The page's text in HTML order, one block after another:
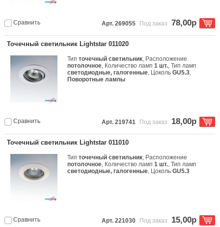
Сравнить Арт. 269055 Под заказ 78,00р
Точечный светильник Lightstar 011020
Типточечный светильник, Расположение
потолочное, Количество ламп1 шт., Тип ламп
светодиодные, галогенные, ЦокольGU5.3,
Поворотные лампы
Сравнить Арт. 219741 Под заказ 18,00р
Точечный светильник Lightstar 011010
Типточечный светильник, Расположение
потолочное, Количество ламп1 шт., Тип ламп
светодиодные, галогенные, ЦокольGU5.3
Сравнить Арт. 221030 Под заказ 15,00р